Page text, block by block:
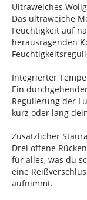
Ultraweiches
Das ultraweiche
Feuchtigkeit auf
herausragenden
Integrierter
Ein
Regulierung der
kurz oder lang
Zusätzlicher
Drei offene
für alles, was du
eine
aufnimmt.